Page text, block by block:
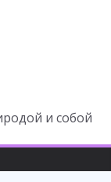
и собой